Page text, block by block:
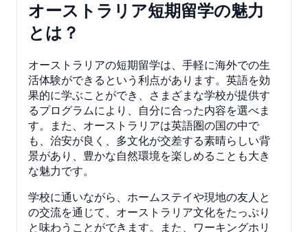
オーストラリア短期留学の魅力
とは？
オーストラリアの短期留学は、手軽に海外での生
活体験ができるという利点があります。英語を効
果的に学ぶことができ、さまざまな学校が提供す
るプログラムにより、自分に合った内容を選べま
す。また、オーストラリアは英語圏の国の中で
も、治安が良く、多文化が交差する素晴らしい背
景があり、豊かな自然環境を楽しめることも大き
な魅力です。
学校に通いながら、ホームステイや現地の友人と
の交流を通じて、オーストラリア文化をたっぷり
と味わうことができます。また、ワーキングホリ